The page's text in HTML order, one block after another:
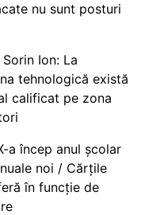
nu sunt posturi
Ion: La
tehnologică există
calificat pe zona
a încep anul școlar
noi / Cărțile
în funcție de